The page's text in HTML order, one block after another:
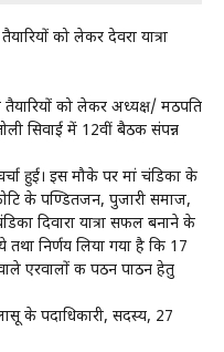
को लेकर देवरा यात्रा
तैयारियों को लेकर अध्यक्ष/ मठपति
सिवाई में 12वीं बैठक संपन्न
हुई। इस मौके पर मां चंडिका के
के पण्डितजन, पुजारी समाज,
दिवारा यात्रा सफल बनाने के
निर्णय लिया गया है कि 17
एरवालों की पठन पाठन हेतु
के पदाधिकारी, सदस्य, 27